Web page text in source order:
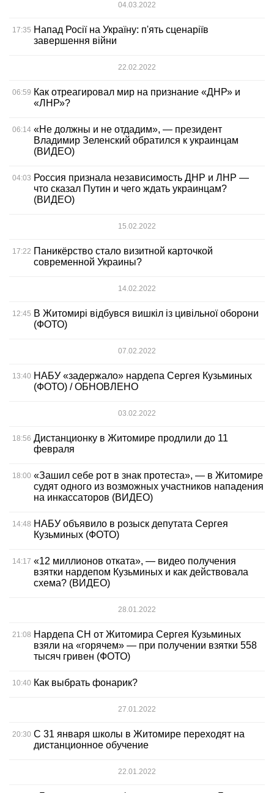
04.03.2022
17:35 Напад Росії на Україну: п'ять сценаріїв
завершення війни
22.02.2022
06:59 Как отреагировал мир на признание «ДНР» и
«ЛНР»?
06:14 «Не должны и не отдадим», — президент
Владимир Зеленский обратился к украинцам
(ВИДЕО)
04:03 Россия признала независимость ДНР и ЛНР —
что сказал Путин и чего ждать украинцам?
(ВИДЕО)
15.02.2022
17:22 Паникёрство стало визитной карточкой
современной Украины?
14.02.2022
12:45 В Житомирі відбувся вишкіл із цивільної оборони
(ФОТО)
07.02.2022
13:40 НАБУ «задержало» нардепа Сергея Кузьминых
(ФОТО) / ОБНОВЛЕНО
03.02.2022
18:56 Дистанционку в Житомире продлили до 11
февраля
18:00 «Зашил себе рот в знак протеста», — в Житомире
судят одного из возможных участников нападения
на инкассаторов (ВИДЕО)
14:48 НАБУ объявило в розыск депутата Сергея
Кузьминых (ФОТО)
14:17 «12 миллионов отката», — видео получения
взятки нардепом Кузьминых и как действовала
схема? (ВИДЕО)
28.01.2022
21:08 Нардепа СН от Житомира Сергея Кузьминых
взяли на «горячем» — при получении взятки 558
тысяч гривен (ФОТО)
10:40 Как выбрать фонарик?
27.01.2022
20:30 С 31 января школы в Житомире переходят на
дистанционное обучение
22.01.2022